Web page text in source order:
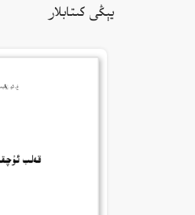
يېڭى كىتابلار